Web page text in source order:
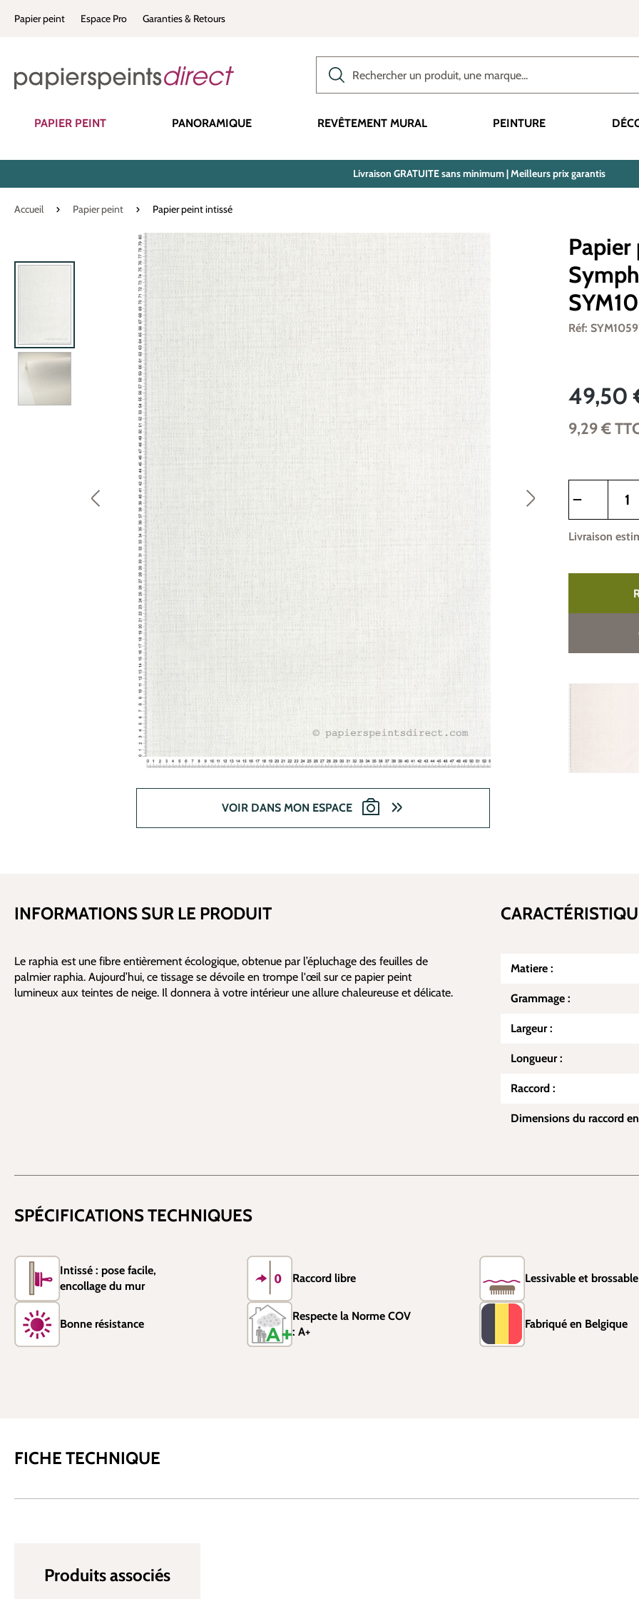
Passer à la navigation principale
Papier peint Espace Pro Garanties & Retours
PAPIER PEINT PANORAMIQUE REVÊTEMENT MURAL PEINTURE
Livraison GRATUITE sans minimum | Meilleurs prix garantis
Accueil Papier peint Papier peint intissé
Ignorer la galerie d'images
VOIR DANS MON ESPACE
Papier
Réf:
49,50
9,29 €
Livraison
INFORMATIONS SUR LE PRODUIT
Le raphia est une fibre entièrement écologique, obtenue par l’épluchage des feuilles de
palmier raphia. Aujourd’hui, ce tissage se dévoile en trompe l'œil sur ce papier peint
lumineux aux teintes de neige. Il donnera à votre intérieur une allure chaleureuse et délicate.
Matiere :
Grammage :
Largeur :
Longueur :
Raccord :
Dimensions du raccord
SPÉCIFICATIONS TECHNIQUES
Intissé : pose facile,
encollage du mur
Raccord libre Lessivable et brossable
Bonne résistance
Respecte la Norme COV
: A+
Fabriqué en Belgique
FICHE TECHNIQUE
Produits associés